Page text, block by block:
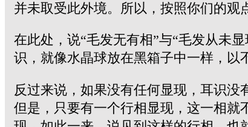
并未取受此外境。所以，按照你们的观
在此处，说“毛发无有相”与“毛发从未
识，就像水晶球放在黑箱子中一样，以
反过来说，如果没有任何显现，耳识没
但是，只要有一个行相显现，这一相就